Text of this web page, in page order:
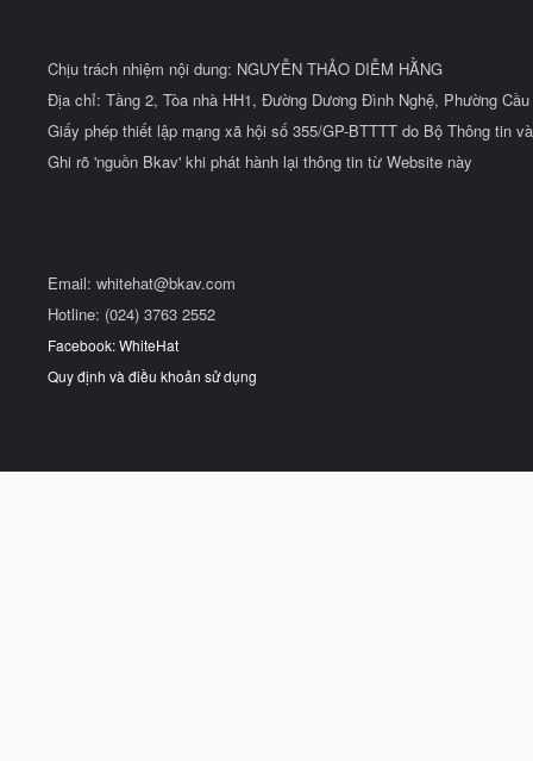
Chịu trách nhiệm nội dung: NGUYỄN THẢO DIỄM HẰNG
Địa chỉ: Tầng 2, Tòa nhà HH1, Đường Dương Đình Nghệ, Phường
Giấy phép thiết lập mạng xã hội số 355/GP-BTTTT do Bộ Thông tin
Ghi rõ 'nguồn Bkav' khi phát hành lại thông tin từ Website này
Email: whitehat@bkav.com
Hotline: (024) 3763 2552
Facebook: WhiteHat
Quy định và điều khoản sử dụng